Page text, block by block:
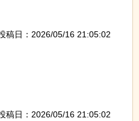
稿日：2026/05/16 21:05:02
稿日：2026/05/16 21:05:02